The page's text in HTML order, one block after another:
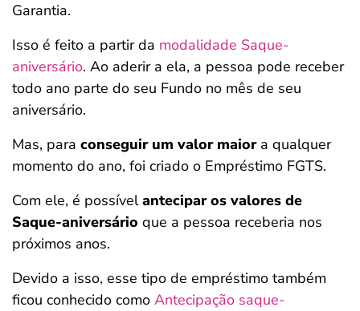
Garantia.
Isso é feito a partir da modalidade Saque-
aniversário. Ao aderir a ela, a pessoa pode receber
todo ano parte do seu Fundo no mês de seu
aniversário.
Mas, para conseguir um valor maiora qualquer
momento do ano, foi criado o Empréstimo FGTS.
Com ele, é possívelantecipar os valores de
Saque-aniversário que a pessoa receberia nos
próximos anos.
Devido a isso, esse tipo de empréstimo também
ficou conhecido como Antecipação saque-